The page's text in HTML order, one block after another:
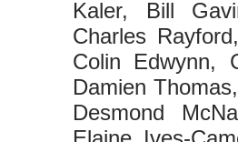
Kaler, Bill
Charles
Colin Edwynn,
Damien
Desmond